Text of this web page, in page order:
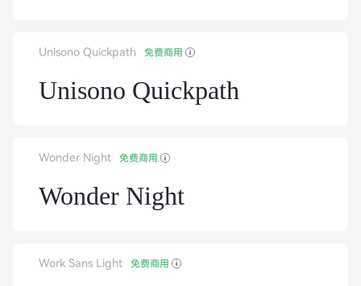
Unisono Quickpath 免费商用
Unisono Quickpath
Wonder Night 免费商用
Wonder Night
Work Sans Light 免费商用